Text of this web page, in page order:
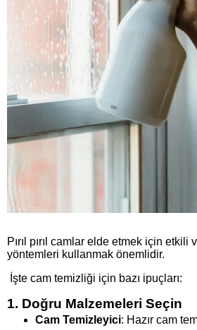
Pırıl pırıl camlar elde etmek için etkili
yöntemleri kullanmak önemlidir.
İşte cam temizliği için bazı ipuçları:
1. Doğru Malzemeleri Seçin
Cam Temizleyici: Hazır cam